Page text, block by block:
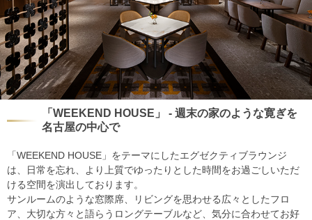
「WEEKEND HOUSE」 - 週末の家のような寛ぎを
名古屋の中心で
「WEEKEND HOUSE」をテーマにしたエグゼクティブラウンジ
は、日常を忘れ、より上質でゆったりとした時間をお過ごしいただ
ける空間を演出しております。
サンルームのような窓際席、リビングを思わせる広々としたフロ
ア、大切な方々と語らうロングテーブルなど、気分に合わせてお好